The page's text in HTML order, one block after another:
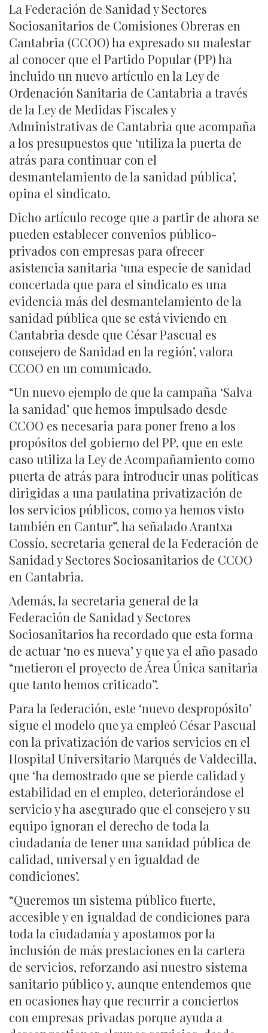
La Federación de Sanidad y Sectores
Sociosanitarios de Comisiones Obreras en
Cantabria (CCOO) ha expresado su malestar
al conocer que el Partido Popular (PP) ha
incluido un nuevo artículo en la Ley de
Ordenación Sanitaria de Cantabria a través
de la Ley de Medidas Fiscales y
Administrativas de Cantabria que acompaña
a los presupuestos que ‘utiliza la puerta de
atrás para continuar con el
desmantelamiento de la sanidad pública’,
opina el sindicato.
Dicho artículo recoge que a partir de ahora se
pueden establecer convenios público-
privados con empresas para ofrecer
asistencia sanitaria ‘una especie de sanidad
concertada que para el sindicato es una
evidencia más del desmantelamiento de la
sanidad pública que se está viviendo en
Cantabria desde que César Pascual es
consejero de Sanidad en la región’, valora
CCOO en un comunicado.
“Un nuevo ejemplo de que la campaña ‘Salva
la sanidad’ que hemos impulsado desde
CCOO es necesaria para poner freno a los
propósitos del gobierno del PP, que en este
caso utiliza la Ley de Acompañamiento como
puerta de atrás para introducir unas políticas
dirigidas a una paulatina privatización de
los servicios públicos, como ya hemos visto
también en Cantur”, ha señalado Arantxa
Cossío, secretaria general de la Federación de
Sanidad y Sectores Sociosanitarios de CCOO
en Cantabria.
Además, la secretaria general de la
Federación de Sanidad y Sectores
Sociosanitarios ha recordado que esta forma
de actuar ‘no es nueva’ y que ya el año pasado
“metieron el proyecto de Área Única sanitaria
que tanto hemos criticado”.
Para la federación, este ‘nuevo despropósito’
sigue el modelo que ya empleó César Pascual
con la privatización de varios servicios en el
Hospital Universitario Marqués de Valdecilla,
que ‘ha demostrado que se pierde calidad y
estabilidad en el empleo, deteriorándose el
servicio y ha asegurado que el consejero y su
equipo ignoran el derecho de toda la
ciudadanía de tener una sanidad pública de
calidad, universal y en igualdad de
condiciones’.
“Queremos un sistema público fuerte,
accesible y en igualdad de condiciones para
toda la ciudadanía y apostamos por la
inclusión de más prestaciones en la cartera
de servicios, reforzando así nuestro sistema
sanitario público y, aunque entendemos que
en ocasiones hay que recurrir a conciertos
con empresas privadas porque ayuda a